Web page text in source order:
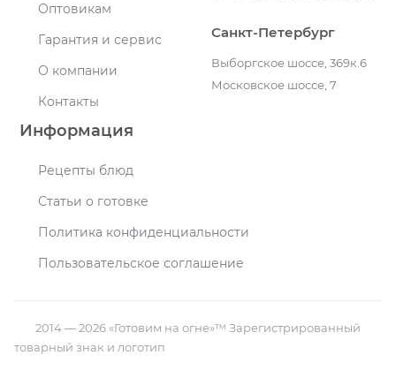
Оптовикам
Гарантия и сервис
О компании
Контакты
Информация
Рецепты блюд
Статьи о готовке
Политика конфиденциальности
Пользовательское соглашение
Санкт-Петербург
Выборгское шоссе, 369к.6
Московское шоссе, 7
2014 — 2026 «Готовим на огне»™ Зарегистрированный
товарный знак и логотип